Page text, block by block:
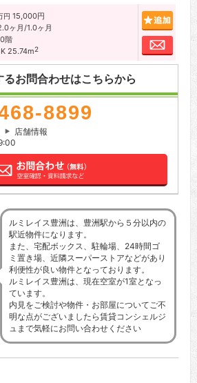
円 15,000円
ヶ月/1.0ヶ月
階
25.74m2
お問
るお問合わせはこちらから
8899
店舗情報
ルミレイス豊洲は、豊洲駅から５分以内の
駅近物件になります。
また、宅配ボックス、駐輪場、24時間ゴ
ミ置き場、近隣スーパーストアなどがあり
利便性が良い物件となっております。
ルミレイス豊洲は、現在空室が1室となっ
ています。
内見をご検討や物件・お部屋についてご不
明な点がございましたら賃貸コンシェルジ
ュまで気軽にお問い合わせください